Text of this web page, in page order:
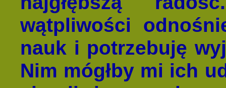
wątpliwości
nauk i potrzebuję
Nim mógłby mi ich